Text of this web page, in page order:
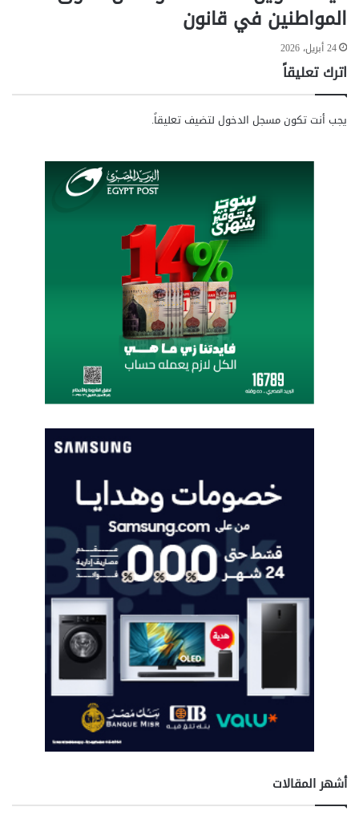
المواطنين في قانون
24 أبريل، 2026
اترك تعليقاً
يجب أنت تكونمسجل الدخول لتضيف تعليقاً.
أشهر المقالات